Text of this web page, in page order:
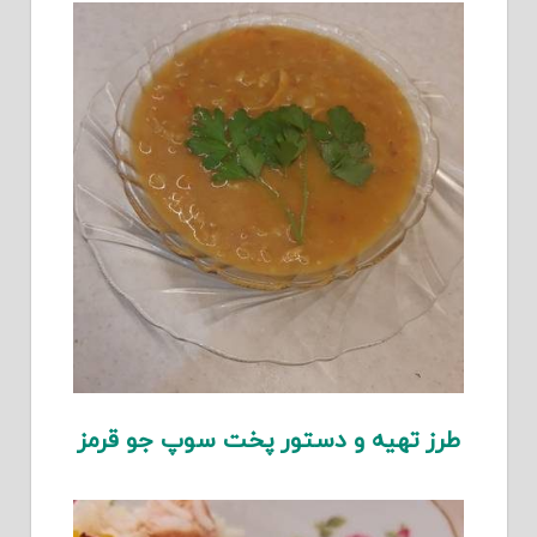
طرز تهیه و دستور پخت سوپ جو قرمز